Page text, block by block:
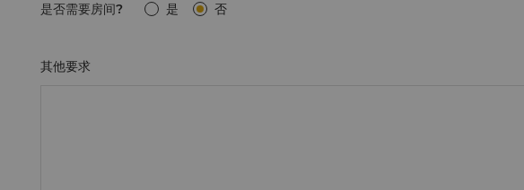
是否需要房间? 是 否
其他要求